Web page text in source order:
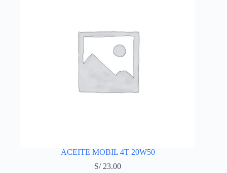
ACEITE MOBIL 4T 20W50
S/23.00